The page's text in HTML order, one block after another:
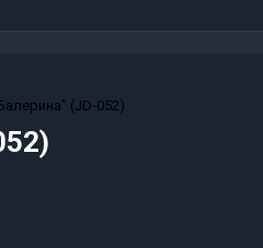
(JD-052)